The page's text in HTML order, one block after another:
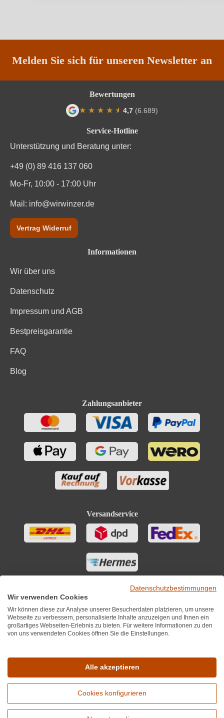
Qualität Österreichischer Sekt
Rebsorte Grüner Veltliner
Weinart
Durchschnittliche nährwertangaben
Brennwert
Kohlenhydrate davon Zucker
Bio-Trauben, Konservierungsstoffe (Sulfite). Enthält
Melden Sie sich für unseren Newsletter an
Service-Hotline
Unterstützung und Beratung unter:
+49 (0) 89 416 137 060
Mo-Fr, 10:00 - 17:00 Uhr
Mail: info@wirwinzer.de
Vertrag Widerruf
Informationen
Wir über uns
Datenschutz
Impressum und AGB
Bestpreisgarantie
FAQ
Blog
Zahlungsanbieter
Versandservice
Bewertungen
★ ★ ★ ★ ★
★ 4,7 (6.689)
*Alle Preise inkl. MwST zzgl. 5,90€ Versandkosten je Winzer.
Datenschutzbestimmungen
Wir verwenden Cookies
Wir können diese zur Analyse unserer Besucherdaten platzieren, um unsere
Webseite zu verbessern, personalisierte Inhalte anzuzeigen und Ihnen ein
großartiges Webseiten-Erlebnis zu bieten. Für weitere Informationen zu den
von uns verwendeten Cookies öffnen Sie die Einstellungen.
Alle akzeptieren
Cookies konfigurieren